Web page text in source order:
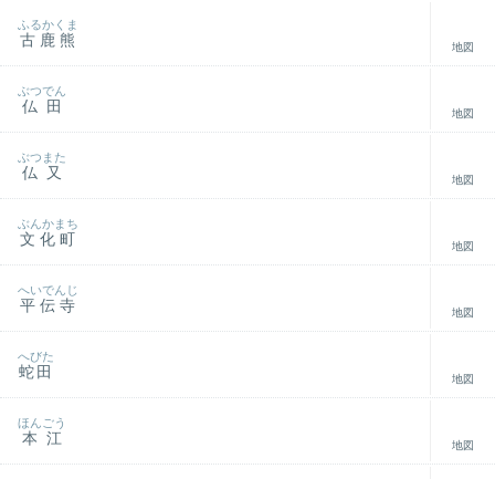
古鹿熊
ふるかくま
地図
仏田
ぶつでん
地図
仏又
ぶつまた
地図
文化町
ぶんかまち
地図
平伝寺
へいでんじ
地図
蛇田
へびた
地図
本江
ほんごう
地図